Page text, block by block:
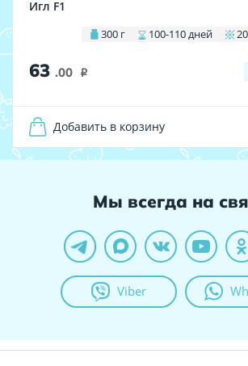
Игл F1
300 г 100-110 дней
63 .00 i
Добавить в корзину
Мы всегда на
Viber